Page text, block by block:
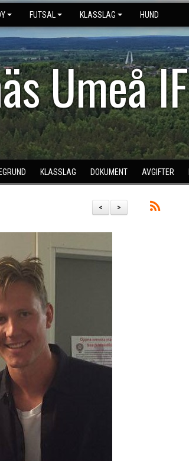
FUTSAL KLASSLAG HUND
Umeå IF
KLASSLAG DOKUMENT AVGIFTER
>
<